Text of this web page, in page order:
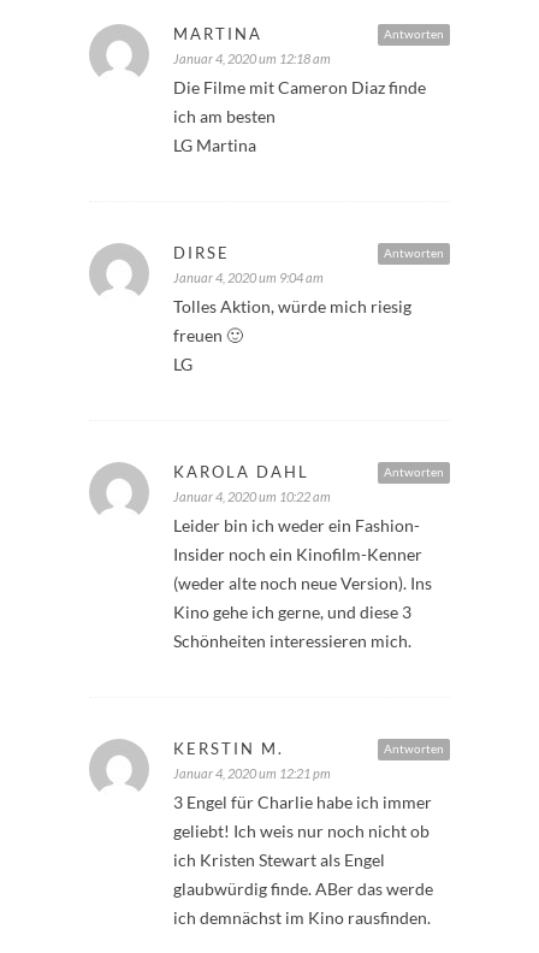
Antworten
MARTINA
Januar 4, 2020 um 12:18 am
Die Filme mit Cameron Diaz finde
ich am besten
LG Martina
Antworten
DIRSE
Januar 4, 2020 um 9:04 am
Tolles Aktion, würde mich riesig
freuen 🙂
LG
Antworten
KAROLA DAHL
Januar 4, 2020 um 10:22 am
Leider bin ich weder ein Fashion-
Insider noch ein Kinofilm-Kenner
(weder alte noch neue Version). Ins
Kino gehe ich gerne, und diese 3
Schönheiten interessieren mich.
Antworten
KERSTIN M.
Januar 4, 2020 um 12:21 pm
3 Engel für Charlie habe ich immer
geliebt! Ich weis nur noch nicht ob
ich Kristen Stewart als Engel
glaubwürdig finde. ABer das werde
ich demnächst im Kino rausfinden.